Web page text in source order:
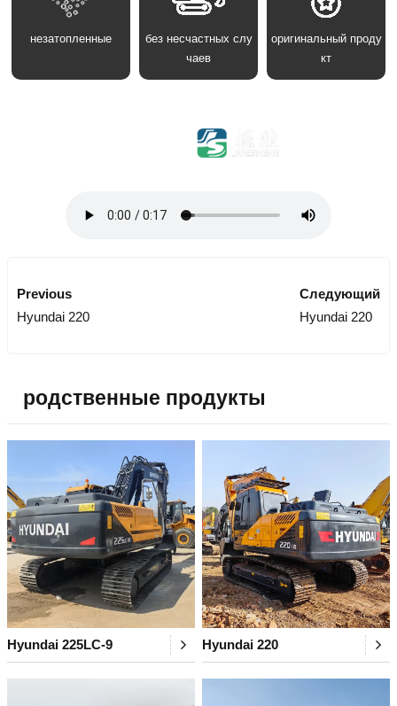
незатопленные
без несчастных слу
чаев
оригинальный проду
кт
Previous
Hyundai 220
Следующий
Hyundai 220
родственные продукты
Hyundai 225LC-9 Hyundai 220